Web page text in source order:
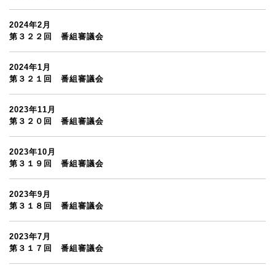
2024年2月
第３２２回 番組審議会
2024年1月
第３２１回 番組審議会
2023年11月
第３２０回 番組審議会
2023年10月
第３１９回 番組審議会
2023年9月
第３１８回 番組審議会
2023年7月
第３１７回 番組審議会